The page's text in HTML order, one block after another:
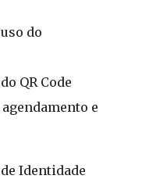
do
QR Code
e
Identidade